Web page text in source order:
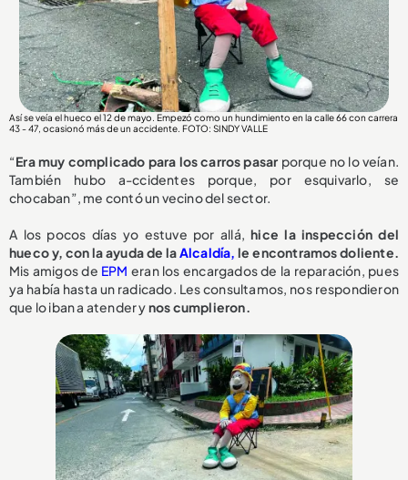
Así se veía el hueco el 12 de mayo. Empezó como un hundimiento en la calle 66 con carrera
43 - 47, ocasionó más de un accidente. FOTO: SINDY VALLE
“Era muy complicado para los carros pasar porque no lo veían.
También hubo a-ccidentes porque, por esquivarlo, se
chocaban”, me contó un vecino del sector.
A los pocos días yo estuve por allá,hice la inspección del
hueco y, con la ayuda de laAlcaldía, le encontramos doliente.
Mis amigos de EPM eran los encargados de la reparación, pues
ya había hasta un radicado. Les consultamos, nos respondieron
que lo iban a atender ynos cumplieron.